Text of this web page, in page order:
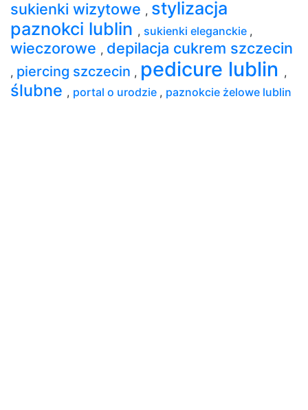
sukienki wizytowe , stylizacja
paznokci lublin , sukienki eleganckie ,
wieczorowe , depilacja cukrem szczecin
, piercing szczecin , pedicure lublin ,
ślubne , portal o urodzie , paznokcie żelowe lublin